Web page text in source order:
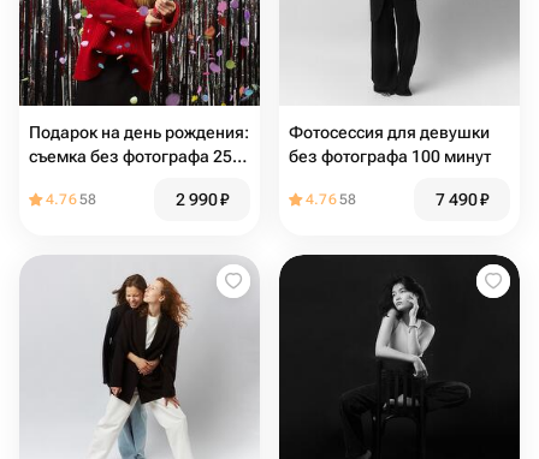
Подарок на день рождения:
съемка без фотографа 25
4.7658 2 990₽
Фотосессия для девушки
без фотографа 100 минут
4.7658 7 490₽